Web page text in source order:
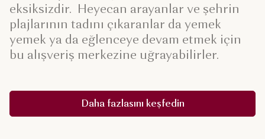
eksiksizdir. Heyecan arayanlar ve şehrin
plajlarının tadını çıkaranlar da yemek
yemek ya da eğlenceye devam etmek için
bu alışveriş merkezine uğrayabilirler.
Daha fazlasını keşfedin